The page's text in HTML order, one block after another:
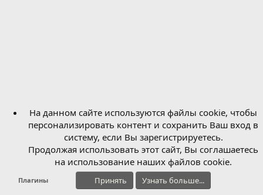
Плагины
На данном сайте используются файлы cookie, чтобы
персонализировать контент и сохранить Ваш вход в
систему, если Вы зарегистрируетесь.
Продолжая использовать этот сайт, Вы соглашаетесь
на использование наших файлов cookie.
Принять Узнать больше...